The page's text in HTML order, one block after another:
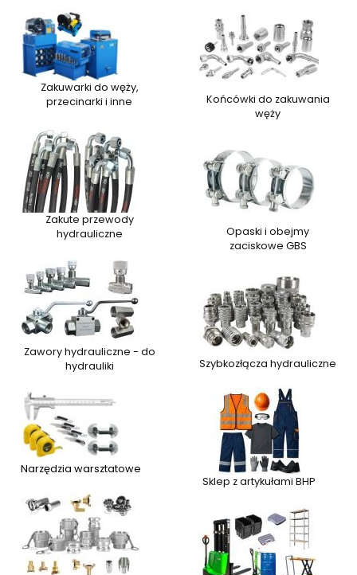
Zakuwarki do węży,
przecinarki i inne
Zakute przewody
hydrauliczne
Zawory hydrauliczne - do
hydrauliki
Narzędzia warsztatowe
Końcówki do zakuwania
węży
Opaski i obejmy
zaciskowe GBS
Szybkozłącza hydrauliczne
Sklep z artykułami BHP